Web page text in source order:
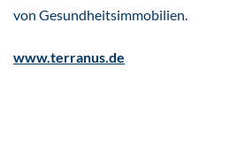
von Gesundheitsimmobilien.
www.terranus.de